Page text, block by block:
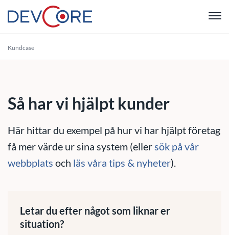
"Kundcase
Så har vi hjälpt kunder
Här hittar du exempel på hur vi har hjälpt företag
få mer värde ur sina system (ellersök på vår
webbplats och läs våra tips & nyheter).
Letar du efter något som liknar er
situation?